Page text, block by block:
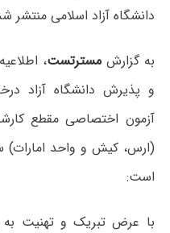
دانشگاه آزاد اسلامی منتشر
به گزارشمسترتست،
و پذیرش دانشگاه آزاد
آزمون اختصاصی مقطع
است:
با عرض تبریک و تهنیت به